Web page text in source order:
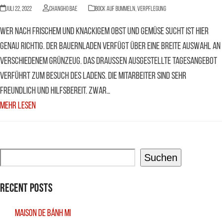
Juli 22, 2022 Changho Bae BOCK AUF BUMMELN,Verpflegung
Wer nach frischem und knackigem Obst und Gemüse sucht ist hier
genau richtig. Der Bauernladen verfügt über eine breite Auswahl an
verschiedenem Grünzeug. Das draußen ausgestellte Tagesangebot
verführt zum Besuch des Ladens. Die Mitarbeiter sind sehr
freundlich und hilfsbereit. Zwar…
Mehr Lesen
Suchen
Recent Posts
Maison De Bánh Mi